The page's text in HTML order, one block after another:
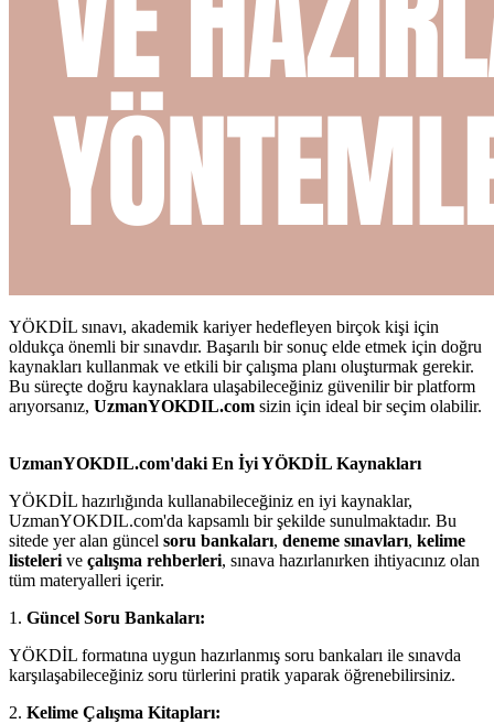
YÖKDİL sınavı, akademik kariyer hedefleyen birçok kişi için
oldukça önemli bir sınavdır. Başarılı bir sonuç elde etmek için doğru
kaynakları kullanmak ve etkili bir çalışma planı oluşturmak gerekir.
Bu süreçte doğru kaynaklara ulaşabileceğiniz güvenilir bir platform
arıyorsanız, UzmanYOKDIL.com sizin için ideal bir seçim olabilir.
UzmanYOKDIL.com'daki En İyi YÖKDİL Kaynakları
YÖKDİL hazırlığında kullanabileceğiniz en iyi kaynaklar,
UzmanYOKDIL.com'da kapsamlı bir şekilde sunulmaktadır. Bu
sitede yer alan güncel soru bankaları, deneme sınavları, kelime
listeleri ve çalışma rehberleri, sınava hazırlanırken ihtiyacınız olan
tüm materyalleri içerir.
1. Güncel Soru Bankaları:
YÖKDİL formatına uygun hazırlanmış soru bankaları ile sınavda
karşılaşabileceğiniz soru türlerini pratik yaparak öğrenebilirsiniz.
2. Kelime Çalışma Kitapları: